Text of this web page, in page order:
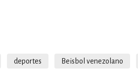
deportes Beisbol venezolano